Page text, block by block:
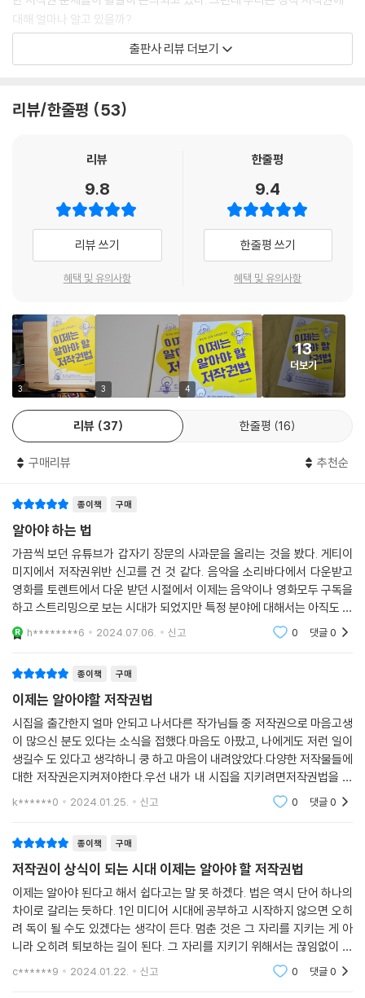
11. 카페에서 영화를 보여준다면?
12. 유튜브 동영상을 링크한 행위도 죄가 될까?
13. 영화 장면을 편집해서 유튜브에 올려도 될까?
14. 〈오징어게임〉을 패러디해 광고에 이용해도 될까?
16. 인터넷 사이트 운영자에게도 저작권 침해 책임이 있을까?
17. 불법 소프트웨어 사용으로 저작권 침해 내용증명을 받았다면?
18. 폰트 저작권 침해 내용증명을 받았다면?
2차적저작물
19. 요약서를 만들어서 판매해도 될까?
공동저작물
업무상저작물
21. 회사의 의뢰를 받아 작성한 극본은 내 것이 아닐까?
22. 교사들이 제출한 시험문제를 판매해도 될까?
AI와 저작물
23. ChatGPT로 만든 작품, 저작권이 인정될까?
독자들의 한마디｜“우리는 모두 저작권자다!”
대해 얼마나 알고 있을까?
이 책은 법을 공부하지 않은 일반인이더라도 일상에 침투한 저작권 이슈들
망이 없다》 《우리는 글쓰기를 너무 심각하게 생각하지》 등 20여 권의 저
사로서 오랜 시간 저작권 문제에 천착해온 정유경 변호사와 함께 다양한
만하다. 특히 교사, 건축가, 통역사, 사회복지사, 뮤지션 등 20여 명의 콘텐
츠 창작자들과 함께 뉴스레터 〈세상의 모든 문화〉를 발행해오면서, 콘텐츠
창작자들의 생태계를 누구보다도 더 잘 이해하고 있는 작가 정지우가 현직
변호사의 관점에서 쓴 책이라는 점에서 차별성을 갖는다. 20년차 작가이
자 문화평론가가 쓴 저작권 책은 다르다. 이제까지 법 관련 책을 이렇게 아
출판, 유튜브, SNS에서 NFT와 AI까지,
콘텐츠 창작자들이 가장 많이 질문하는 저작권 문제 총망라
우리는 보통 타인의 저작권을 침해해서는 안 된다는 사실은 알고 있다. 특
히 웹하드에 영화를 공유하거나 타인의 작품을 마음대로 표절해서는 안 된
다는 등 명확하게 금지된 것은 널리 알려져 있다. 그러나 그처럼 명확하지
않는지 알기란 쉽지 않다. 예컨대, 유튜브에 내가 직접 연주한 음악은 올려
메타버스에서 모방해도 될까? ChatGPT로 만든 작품은 저작권이 인정될
까?
이 책은 저작권법의 전체적인 틀과 기본 개념을 익히는 1부 〈저작권의 원
리〉와, 1부에서 배운 내용을 토대로 일상에서 맞닥뜨리는 저작권 문제들을
실제로 해결해보는 2부 〈저작권의 해결〉을 나누어, 누구나 체계적으로 저
작권을 이해하고, 실제 사례에서도 대처 능력을 가질 수 있도록 촘촘하게
구성했다. 최근에 화두가 된 NFT와 AI를 둘러싼 저작권 이슈들에 대해서
는 아직 구체적인 관련 법이 정해지지 않은 부분도 있고 여전히 논의가 활
발히 진행 중인 만큼, 군더더기 없이 반드시 알아야 할 핵심만 짚어주었다.
특히 현직 변호사로서 다양한 저작권 문제들을 다루어온 두 저자가 일반인
들이 가장 많이 질문하는 23가지 저작권 문제를 선별해 구체적이고 실증
적인 대처법까지 제시한다. 2부에서 다루는 각각의 사례들은 그저 개별 사
례로 그치는 것이 아니라, 이 하나의 문제를 해결하고 나면 관련한 다른 문
제들 또한 응용해서 해결할 수 있도록 꼼꼼하게 설명했다. 2부를 마스터하
고 나면, 어떤 저작권 문제에 직면하더라도 대처할 수 있는 응용력을 기를
저작권, 원리만 알면 쉽다
실전에서 응용할 수 있는 체계적인 구성!
- 어려운 법률 용어 NO! 일반인의 눈높이에 맞춘 친절한 설명
- 복잡한 내용은 한눈에 쏙 들어오도록 표로 정리
- 사례는 Q&A로 구성. 관심 있는 내용부터 골라 읽는다
출판사 리뷰 더보기
리뷰/한줄평 53
리뷰
9.8
리뷰 쓰기
혜택 및 유의사항
한줄평
9.4
한줄평 쓰기
혜택 및 유의사항
3 3 4
13
더보기
리뷰 37 한줄평 16
구매리뷰 추천순
종이책 구매
알아야 하는 법
가끔씩 보던 유튜브가 갑자기 장문의 사과문을 올리는 것을 봤다. 게티이
미지에서 저작권위반 신고를 건 것 같다. 음악을 소리바다에서 다운받고
영화를 토렌트에서 다운 받던 시절에서 이제는 음악이나 영화모두 구독을
하고 스트리밍으로 보는 시대가 되었지만 특정 분야에 대해서는 아직도 저
작권이 미흡한 것 같다. 이 책은 그런 미흡한 부분에 대해서 좋은 방향타를
제공해준다.
h********6 2024.07.06. 신고 0 댓글0
종이책 구매
이제는 알아야할 저작권법
시집을 출간한지 얼마 안되고 나서다른 작가님들 중 저작권으로 마음고생
이 많으신 분도 있다는 소식을 접했다.마음도 아팠고, 나에게도 저런 일이
생길수 도 있다고 생각하니 쿵 하고 마음이 내려앉았다.다양한 저작물들에
대한 저작권은지켜져야한다.우선 내가 내 시집을 지키려면저작권법을 공
부해야될거 같아서 공부할겸 구매 하였다.내용도 알찼다. 글을 사랑하는
k******0 2024.01.25. 신고 0 댓글0
종이책 구매
저작권이 상식이 되는 시대 이제는 알아야 할 저작권법
이제는 알아야 된다고 해서 쉽다고는 말 못 하겠다. 법은 역시 단어 하나의
차이로 갈리는 듯하다. 1인 미디어 시대에 공부하고 시작하지 않으면 오히
려 독이 될 수도 있겠다는 생각이 든다. 멈춘 것은 그 자리를 지키는 게 아
니라 오히려 퇴보하는 길이 된다. 그 자리를 지키기 위해서는 끊임없이 앞
으로 나아가야 그 자리를 지킬 수 있다. 법은 어렵지만 차곡차곡 하루하루
c******9 2024.01.22. 신고 0 댓글0